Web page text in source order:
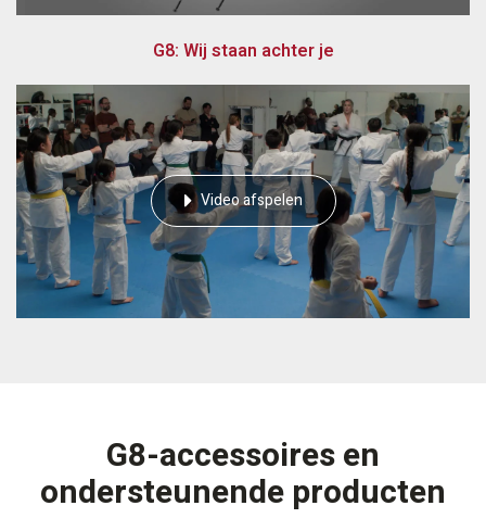
G8: Wij staan achter je
Video afspelen
G8-accessoires en
ondersteunende producten